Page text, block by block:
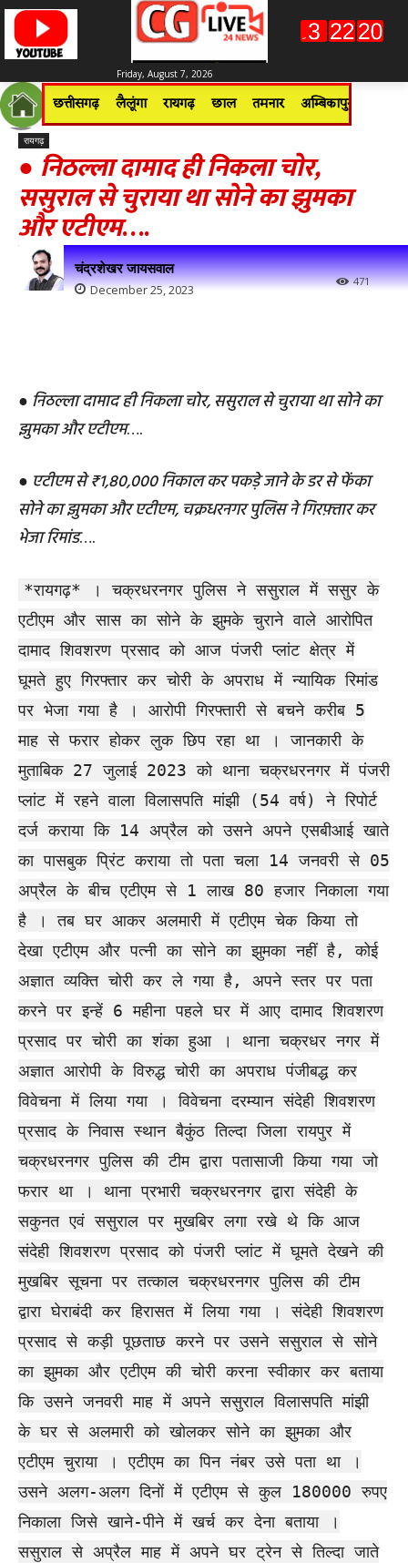
Friday, August 7, 2026
छत्तीसगढ़ लैलूंगा रायगढ़ छाल तमनार अम्बिकापुर
रायगढ़
● निठल्ला दामाद ही निकला चोर,
ससुराल से चुराया था सोने का झुमका
और एटीएम….
चंद्रशेखर जायसवाल
December 25, 2023 471
● निठल्ला दामाद ही निकला चोर, ससुराल से चुराया था सोने का
झुमका और एटीएम….
● एटीएम से ₹1,80,000 निकाल कर पकड़े जाने के डर से फेंका
सोने का झुमका और एटीएम, चक्रधरनगर पुलिस ने गिरफ़्तार कर
भेजा रिमांड….
*रायगढ़* । चक्रधरनगर पुलिस ने ससुराल में ससुर के
एटीएम और सास का सोने के झुमके चुराने वाले आरोपित
दामाद शिवशरण प्रसाद को आज पंजरी प्लांट क्षेत्र में
घूमते हुए गिरफ्तार कर चोरी के अपराध में न्यायिक रिमांड
पर भेजा गया है । आरोपी गिरफ्तारी से बचने करीब 5
माह से फरार होकर लुक छिप रहा था । जानकारी के
मुताबिक 27 जुलाई 2023 को थाना चक्रधरनगर में पंजरी
प्लांट में रहने वाला विलासपति मांझी (54 वर्ष) ने रिपोर्ट
दर्ज कराया कि 14 अप्रैल को उसने अपने एसबीआई खाते
का पासबुक प्रिंट कराया तो पता चला 14 जनवरी से 05
अप्रैल के बीच एटीएम से 1 लाख 80 हजार निकाला गया
है । तब घर आकर अलमारी में एटीएम चेक किया तो
देखा एटीएम और पत्नी का सोने का झुमका नहीं है, कोई
अज्ञात व्यक्ति चोरी कर ले गया है, अपने स्तर पर पता
करने पर इन्हें 6 महीना पहले घर में आए दामाद शिवशरण
प्रसाद पर चोरी का शंका हुआ । थाना चक्रधर नगर में
अज्ञात आरोपी के विरुद्ध चोरी का अपराध पंजीबद्ध कर
विवेचना में लिया गया । विवेचना दरम्यान संदेही शिवशरण
प्रसाद के निवास स्थान बैकुंठ तिल्दा जिला रायपुर में
चक्रधरनगर पुलिस की टीम द्वारा पतासाजी किया गया जो
फरार था । थाना प्रभारी चक्रधरनगर द्वारा संदेही के
सकुनत एवं ससुराल पर मुखबिर लगा रखे थे कि आज
संदेही शिवशरण प्रसाद को पंजरी प्लांट में घूमते देखने की
मुखबिर सूचना पर तत्काल चक्रधरनगर पुलिस की टीम
द्वारा घेराबंदी कर हिरासत में लिया गया । संदेही शिवशरण
प्रसाद से कड़ी पूछताछ करने पर उसने ससुराल से सोने
का झुमका और एटीएम की चोरी करना स्वीकार कर बताया
कि उसने जनवरी माह में अपने ससुराल विलासपति मांझी
के घर से अलमारी को खोलकर सोने का झुमका और
एटीएम चुराया । एटीएम का पिन नंबर उसे पता था ।
उसने अलग-अलग दिनों में एटीएम से कुल 180000 रुपए
निकाला जिसे खाने-पीने में खर्च कर देना बताया ।
ससुराल से अप्रैल माह में अपने घर ट्रेन से तिल्दा जाते